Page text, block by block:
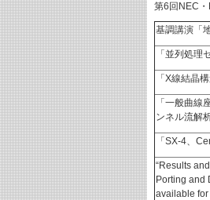
第6回NEC
基調講演「
「並列処理
「X線結晶
「一般曲線
ンネル流解
「SX-4、
“Results
Porting
available for